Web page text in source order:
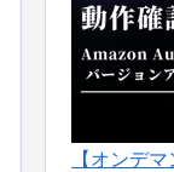
【オンデ